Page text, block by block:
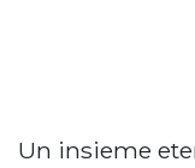
Un insieme